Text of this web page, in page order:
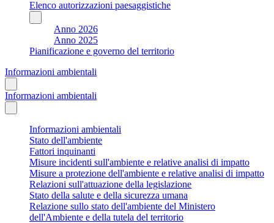
Elenco autorizzazioni paesaggistiche
Anno 2026
Anno 2025
Pianificazione e governo del territorio
Informazioni ambientali
Informazioni ambientali
Informazioni ambientali
Stato dell'ambiente
Fattori inquinanti
Misure incidenti sull'ambiente e relative analisi di impatto
Misure a protezione dell'ambiente e relative analisi di impatto
Relazioni sull'attuazione della legislazione
Stato della salute e della sicurezza umana
Relazione sullo stato dell'ambiente del Ministero
dell'Ambiente e della tutela del territorio